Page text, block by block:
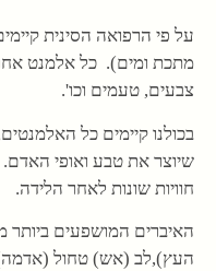
על פי הרפואה הסינית
מתכת ומים). כל אלמנט
צבעים, טעמים וכו'.
בכולנו קיימים כל
שיוצר את טבע ואופי
חוויות שונות לאחר הלידה.
האיברים המושפעים
העץ),לב (אש) טחול (אדמה)